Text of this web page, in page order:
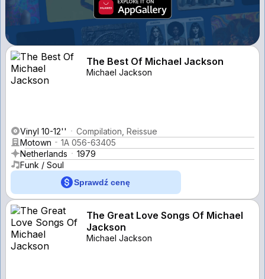
The Best Of Michael Jackson
Michael Jackson
Vinyl 10-12''
Compilation, Reissue
Motown
1A 056-63405
Netherlands
1979
Funk / Soul
Sprawdź cenę
The Great Love Songs Of Michael
Jackson
Michael Jackson